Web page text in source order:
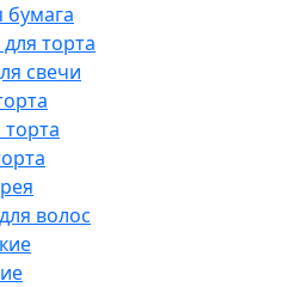
торта
свечи
волос